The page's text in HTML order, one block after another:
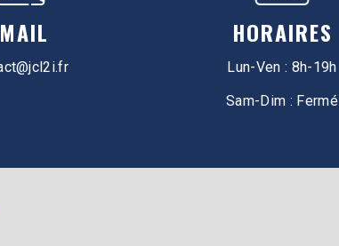
HORAIRES
Lun-Ven : 8h-19h
Sam-Dim : Fermé